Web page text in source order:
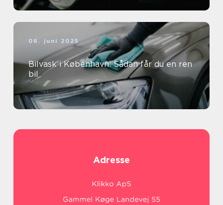
06. juni 2025
Bilvask i København: Sådan får du en ren
bil
Adresse